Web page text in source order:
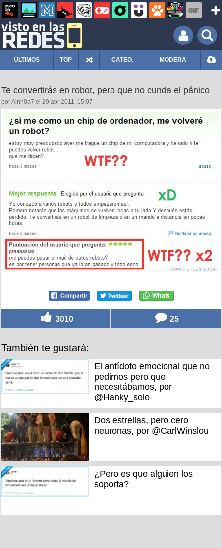
ÚLTIMOS TOP CATEG. MODERA
Te convertirás en robot, pero que no cunda el pánico
por Ainh0a7 el 29 abr 2011, 15:07
3010 25
También te gustará:
El antídoto emocional que no
pedimos pero que
necesitábamos, por
@Hanky_solo
Dos estrellas, pero cero
neuronas, por @CarlWinslou
¿Pero es que alguien los
soporta?